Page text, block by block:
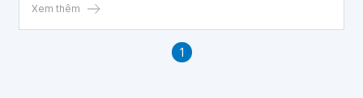
Xem thêm
1